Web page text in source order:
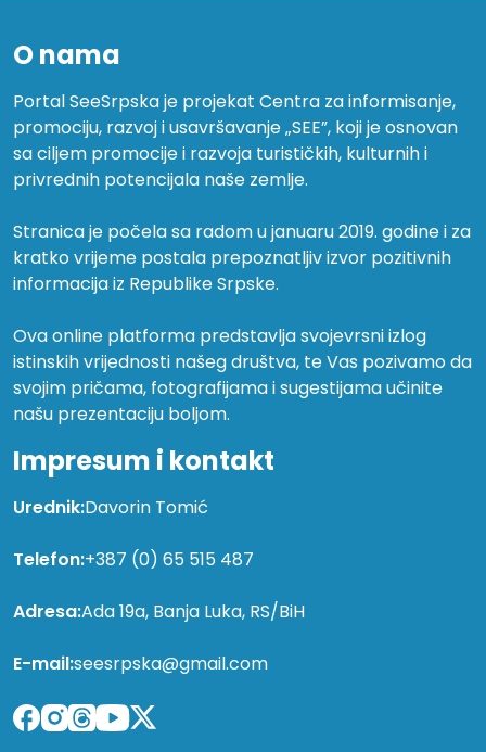
O nama
Portal SeeSrpska je projekat Centra za informisanje,
promociju, razvoj i usavršavanje „SEE”, koji je osnovan
sa ciljem promocije i razvoja turističkih, kulturnih i
privrednih potencijala naše zemlje.
Stranica je počela sa radom u januaru 2019. godine i za
kratko vrijeme postala prepoznatljiv izvor pozitivnih
informacija iz Republike Srpske.
Ova online platforma predstavlja svojevrsni izlog
istinskih vrijednosti našeg društva, te Vas pozivamo da
svojim pričama, fotografijama i sugestijama učinite
našu prezentaciju boljom.
Impresum i kontakt
Urednik:Davorin Tomić
Telefon:+387 (0) 65 515 487
Adresa:Ada 19a, Banja Luka, RS/BiH
E-mail:seesrpska@gmail.com